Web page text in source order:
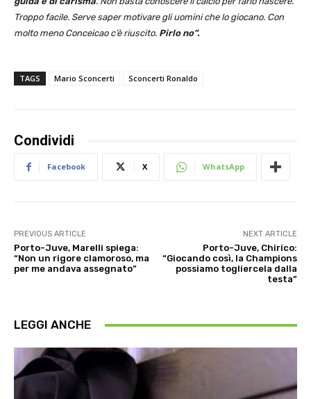
Troppo facile. Serve saper motivare gli uomini che lo giocano. Con
molto meno Conceicao c’è riuscito. Pirlo no”.
TAGS Mario Sconcerti Sconcerti Ronaldo
Condividi
Facebook X WhatsApp
PREVIOUS ARTICLE
Porto-Juve, Marelli spiega:
“Non un rigore clamoroso, ma
per me andava assegnato”
NEXT ARTICLE
Porto-Juve, Chirico:
“Giocando così, la Champions
possiamo togliercela dalla
testa”
LEGGI ANCHE